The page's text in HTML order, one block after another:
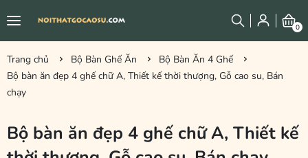
0
Trang chủ Bộ Bàn Ghế Ăn
Bộ Bàn Ăn 4 Ghế
Bộ bàn ăn đẹp 4 ghế chữ A, Thiết kế thời thượng, Gỗ cao su, Bán
chạy
Bộ bàn ăn đẹp 4 ghế chữ A, Thiết kế